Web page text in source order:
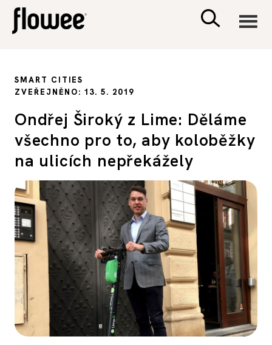
PSYCHOLOGIE
SEX A VZTAHY
PORADNA
SMART CITIES
ZVEŘEJNĚNO: 13. 5. 2019
Ondřej Široký z Lime: Děláme
všechno pro to, aby koloběžky
na ulicích nepřekážely